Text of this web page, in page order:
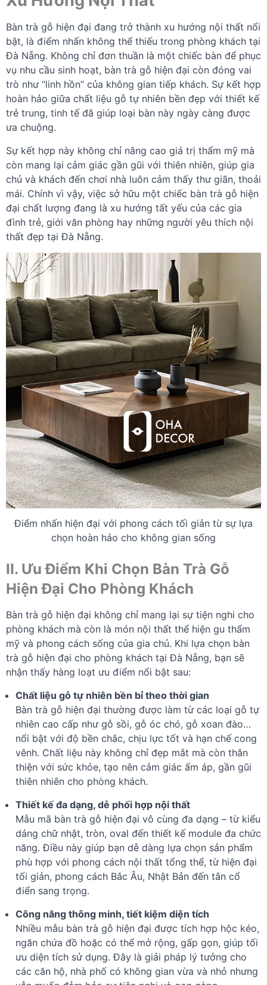
Bàn trà gỗ hiện đại đang trở thành xu hướng nội thất nổi
bật, là điểm nhấn không thể thiếu trong phòng khách tại
Đà Nẵng. Không chỉ đơn thuần là một chiếc bàn để phục
vụ nhu cầu sinh hoạt, bàn trà gỗ hiện đại còn đóng vai
trò như “linh hồn” của không gian tiếp khách. Sự kết hợp
hoàn hảo giữa chất liệu gỗ tự nhiên bền đẹp với thiết kế
trẻ trung, tinh tế đã giúp loại bàn này ngày càng được
ưa chuộng.
Sự kết hợp này không chỉ nâng cao giá trị thẩm mỹ mà
còn mang lại cảm giác gần gũi với thiên nhiên, giúp gia
chủ và khách đến chơi nhà luôn cảm thấy thư giãn, thoải
mái. Chính vì vậy, việc sở hữu một chiếc bàn trà gỗ hiện
đại chất lượng đang là xu hướng tất yếu của các gia
đình trẻ, giới văn phòng hay những người yêu thích nội
thất đẹp tại Đà Nẵng.
Điểm nhấn hiện đại với phong cách tối giản từ sự lựa
chọn hoàn hảo cho không gian sống
II. Ưu Điểm Khi Chọn Bàn Trà Gỗ
Hiện Đại Cho Phòng Khách
Bàn trà gỗ hiện đại không chỉ mang lại sự tiện nghi cho
phòng khách mà còn là món nội thất thể hiện gu thẩm
mỹ và phong cách sống của gia chủ. Khi lựa chọn bàn
trà gỗ hiện đại cho phòng khách tại Đà Nẵng, bạn sẽ
nhận thấy hàng loạt ưu điểm nổi bật sau:
Chất liệu gỗ tự nhiên bền bỉ theo thời gian
Bàn trà gỗ hiện đại thường được làm từ các loại gỗ tự
nhiên cao cấp như gỗ sồi, gỗ óc chó, gỗ xoan đào…
nổi bật với độ bền chắc, chịu lực tốt và hạn chế cong
vênh. Chất liệu này không chỉ đẹp mắt mà còn thân
thiện với sức khỏe, tạo nên cảm giác ấm áp, gần gũi
thiên nhiên cho phòng khách.
Thiết kế đa dạng, dễ phối hợp nội thất
Mẫu mã bàn trà gỗ hiện đại vô cùng đa dạng – từ kiểu
dáng chữ nhật, tròn, oval đến thiết kế module đa chức
năng. Điều này giúp bạn dễ dàng lựa chọn sản phẩm
phù hợp với phong cách nội thất tổng thể, từ hiện đại
tối giản, phong cách Bắc Âu, Nhật Bản đến tân cổ
điển sang trọng.
Công năng thông minh, tiết kiệm diện tích
Nhiều mẫu bàn trà gỗ hiện đại được tích hợp hộc kéo,
ngăn chứa đồ hoặc có thể mở rộng, gấp gọn, giúp tối
ưu diện tích sử dụng. Đây là giải pháp lý tưởng cho
các căn hộ, nhà phố có không gian vừa và nhỏ nhưng